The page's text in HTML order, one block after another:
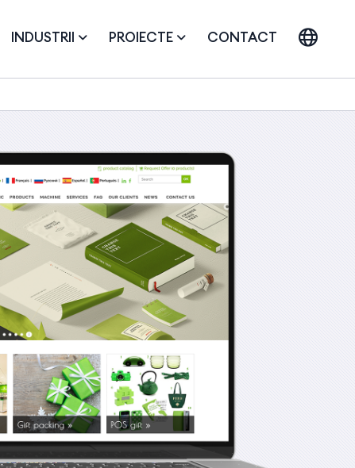
INDUSTRII PROIECTE CONTACT